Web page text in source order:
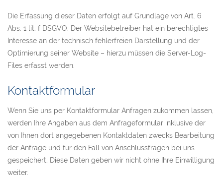
Die Erfassung dieser Daten erfolgt auf Grundlage von Art. 6
Abs. 1 lit. f DSGVO. Der Websitebetreiber hat ein berechtigtes
Interesse an der technisch fehlerfreien Darstellung und der
Optimierung seiner Website – hierzu müssen die Server-Log-
Files erfasst werden.
Kontaktformular
Wenn Sie uns per Kontaktformular Anfragen zukommen lassen,
werden Ihre Angaben aus dem Anfrageformular inklusive der
von Ihnen dort angegebenen Kontaktdaten zwecks Bearbeitung
der Anfrage und für den Fall von Anschlussfragen bei uns
gespeichert. Diese Daten geben wir nicht ohne Ihre Einwilligung
weiter.